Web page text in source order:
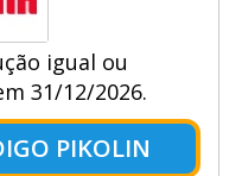
igual ou
31/12/2026.
PIKOLIN